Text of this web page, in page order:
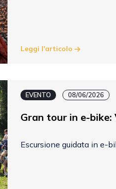
Leggi l'articolo
EVENTO 08/06/2026
Gran tour in e-
Escursione guidata in e-